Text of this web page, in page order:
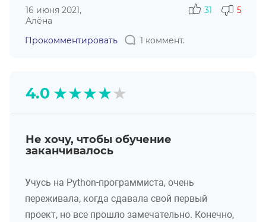
16 июня 2021,
Алёна
Прокомментировать
1 коммент.
5
31
4.0 ★★★★★
Не хочу, чтобы обучение
заканчивалось
Учусь на Python-программиста, очень
переживала, когда сдавала свой первый
проект, но все прошло замечательно. Конечно,